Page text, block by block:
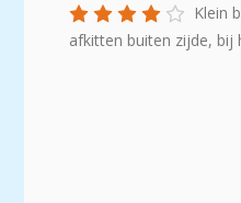
Klein
afkitten buiten zijde, bij